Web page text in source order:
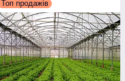
Топ продажів